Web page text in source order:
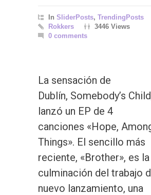
In SliderPosts, TrendingPosts
Rokkers
3446 Views
0 comments
La sensación de
Dublín, Somebody’s
lanzó un EP de 4
canciones «Hope,
Things». El sencillo más
reciente, «Brother», es la
culminación del trabajo
nuevo lanzamiento, una